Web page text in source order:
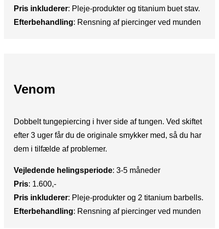
Pris inkluderer:​ Pleje-produkter og titanium buet stav.
Efterbehandling: ​Rensning af piercinger ved munden
Venom
​Dobbelt tungepiercing i hver side af tungen. Ved skiftet
efter 3 uger får du de originale smykker med, så du har
dem i tilfælde af problemer.
Vejledende helingsperiode:​ 3-5 måneder
Pris:​ 1.600,-
Pris inkluderer: ​Pleje-produkter og 2 titanium barbells.
Efterbehandling:​ Rensning af piercinger ved munden